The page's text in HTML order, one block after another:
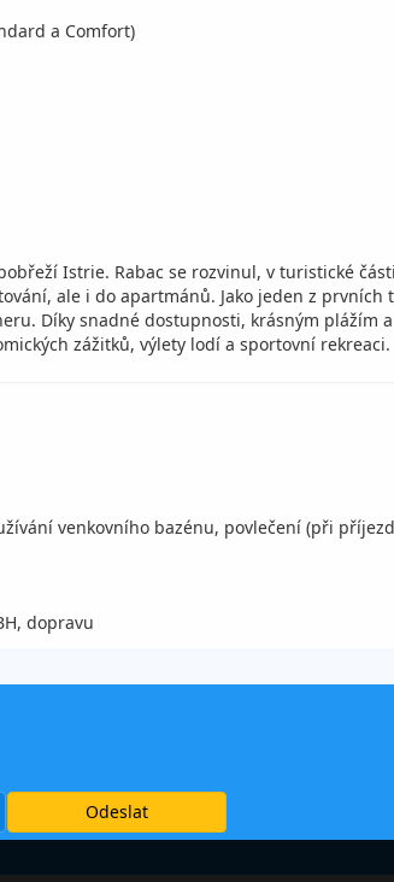
a Comfort)
Istrie. Rabac se rozvinul, v turistické
ale i do apartmánů. Jako jeden z
Díky snadné dostupnosti, krásným plážím
zážitků, výlety lodí a sportovní rekreaci.
venkovního bazénu, povlečení (při
dopravu